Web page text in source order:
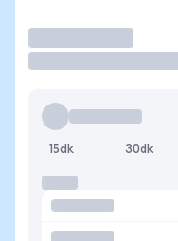
15dk 30dk